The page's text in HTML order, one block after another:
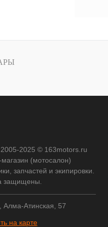
2025 © 163motors.ru
(мотосалон)
запчастей и экипировки.
защищены.
Алма-Атинская, 57
на карте